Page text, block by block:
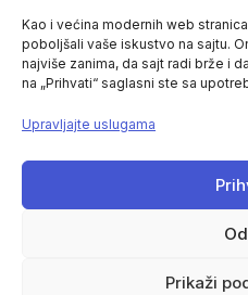
Kao i većina modernih web
poboljšali vaše iskustvo na sajtu.
najviše zanima, da sajt radi brže i
na „Prihvati“ saglasni ste sa
Upravljajte uslugama
Prikaži
Email:
Telefon:(+387)065 955 355
POŠALJI VIJEST
Imate vijest za nas? Javite nam
redakcija@prnjavorinfo.com